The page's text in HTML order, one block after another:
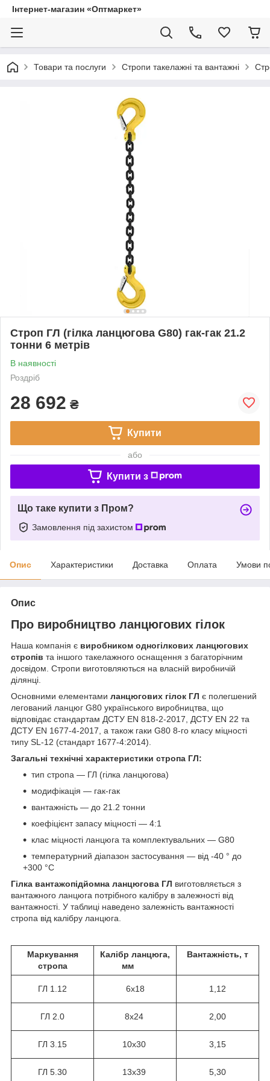
Інтернет-магазин «Оптмаркет»
Товари та послуги Стропи такелажні та вантажні
Строп ГЛ (гілка ланцюгова G80) гак-гак 21.2
тонни 6 метрів
В наявності
Роздріб
28 692 ₴
Купити
або
Купити з
Що таке купити з Пром?
Замовлення під захистом
Опис Характеристики Доставка Оплата Умови
Опис
Про виробництво ланцюгових гілок
Наша компанія є виробником одногілкових ланцюгових
стропів та іншого такелажного оснащення з багаторічним
досвідом. Стропи виготовляються на власній виробничій
ділянці.
Основними елементами ланцюгових гілок ГЛ є полегшений
легований ланцюг G80 українського виробництва, що
відповідає стандартам ДСТУ EN 818-2-2017, ДСТУ EN 22 та
ДСТУ EN 1677-4-2017, а також гаки G80 8-го класу міцності
типу SL-12 (стандарт 1677-4:2014).
Загальні технічні характеристики стропа ГЛ:
тип стропа — ГЛ (гілка ланцюгова)
модифікація — гак-гак
вантажність — до 21.2 тонни
коефіцієнт запасу міцності — 4:1
клас міцності ланцюга та комплектувальних — G80
температурний діапазон застосування — від -40 ° до
+300 °С
Гілка вантажопідйомна ланцюгова ГЛ виготовляється з
вантажного ланцюга потрібного калібру в залежності від
вантажності. У таблиці наведено залежність вантажності
стропа від калібру ланцюга.
Маркування
стропа
Калібр ланцюга,
мм
Вантажність, т
ГЛ 1.12 6х18 1,12
ГЛ 2.0 8х24 2,00
ГЛ 3.15 10х30 3,15
ГЛ 5.30 13х39 5,30